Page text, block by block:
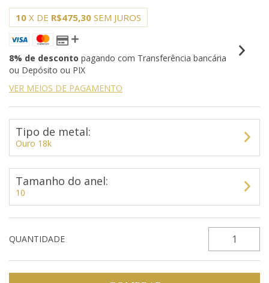
10 X DE R$475,30 SEM JUROS
8% de desconto pagando com Transferência bancária
ou Depósito ou PIX
VER MEIOS DE PAGAMENTO
Tipo de metal:
Ouro 18k
Tamanho do anel:
10
QUANTIDADE